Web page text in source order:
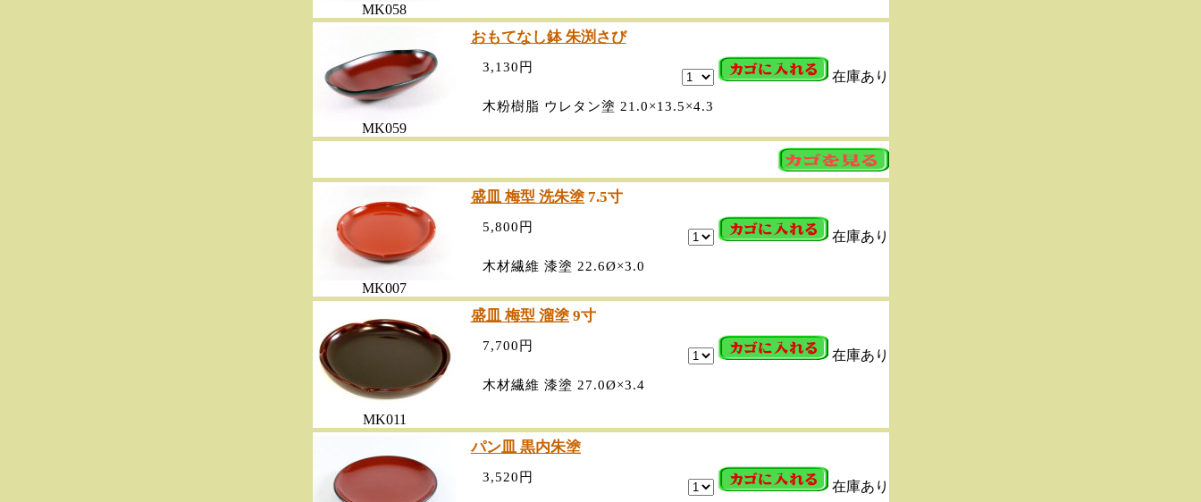
MK058
おもてなし鉢 朱渕さび
在庫あり
3,130円
木粉樹脂 ウレタン塗 21.0×13.5×4.3
MK059
盛皿 梅型 洗朱塗7.5寸
在庫あり
5,800円
木材繊維 漆塗 22.6Ø×3.0
MK007
盛皿 梅型 溜塗9寸
在庫あり
7,700円
木材繊維 漆塗 27.0Ø×3.4
MK011
パン皿 黒内朱塗
在庫あり
3,520円